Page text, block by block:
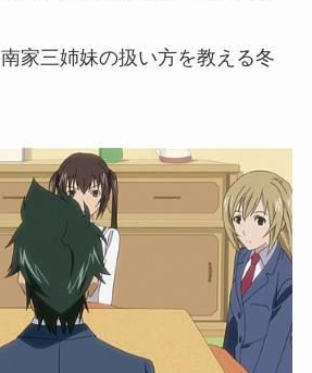
家三姉妹の扱い方を教える冬